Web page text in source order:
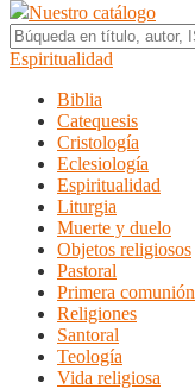
Nuestro catálogo
Espiritualidad
Biblia
Catequesis
Cristología
Eclesiología
Espiritualidad
Liturgia
Muerte y duelo
Objetos religiosos
Pastoral
Primera comunión
Religiones
Santoral
Teología
Vida religiosa